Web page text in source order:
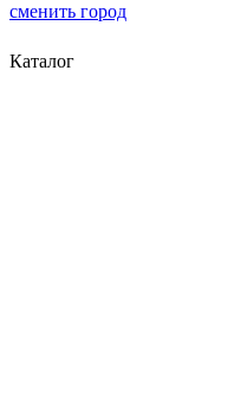
сменить город
Каталог